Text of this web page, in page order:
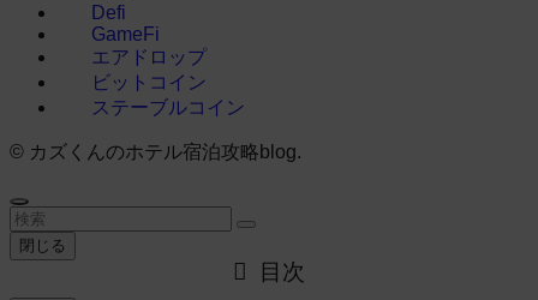
Defi
GameFi
エアドロップ
ビットコイン
ステーブルコイン
© カズくんのホテル宿泊攻略blog.
閉じる
目次